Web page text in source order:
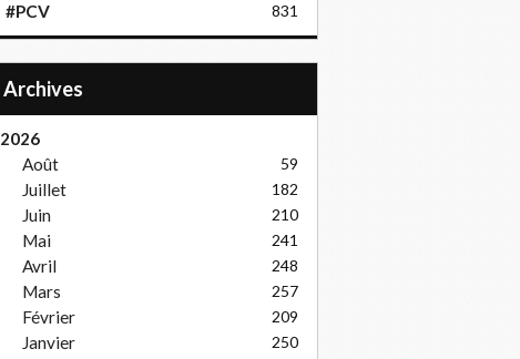
#PCV 831
Archives
2026
Août
59
Juillet 182
Juin 210
Mai 241
Avril 248
Mars 257
Février 209
Janvier 250